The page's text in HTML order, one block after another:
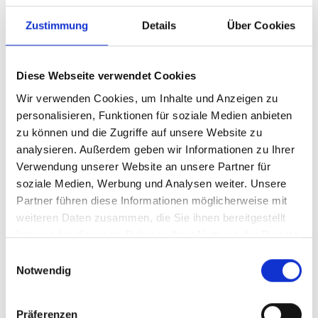
Zustimmung Details Über Cookies
Diese Webseite verwendet Cookies
Wir verwenden Cookies, um Inhalte und Anzeigen zu
personalisieren, Funktionen für soziale Medien anbieten
zu können und die Zugriffe auf unsere Website zu
analysieren. Außerdem geben wir Informationen zu Ihrer
Verwendung unserer Website an unsere Partner für
soziale Medien, Werbung und Analysen weiter. Unsere
Partner führen diese Informationen möglicherweise mit
weiteren Daten zusammen, die Sie ihnen bereitgestellt
haben oder die sie im Rahmen Ihrer Nutzung der Dienste
Notwendig
Präferenzen
genehmigungspflichtig bzw.
unklar geregelt)
explizite oder umfassende Genehmigungsfreiheit für
Dies betrifft insbesondere:
Thüringen
Sachsen
Brandenburg
Mecklenburg-Vorpommern
Übergreifende Besonderheiten
und Einschränkungen
bestehen weiterhin strukturelle Einschränkungen:
Eine Genehmigungspflicht des Gesamtprojekts